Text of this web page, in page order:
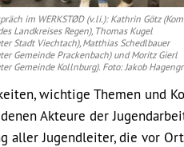
im WERKSTØD (v.li.): Kathrin Götz
Landkreises Regen), Thomas Kugel
Stadt Viechtach), Matthias Schedlbauer
Gemeinde Prackenbach) und Moritz Gierl
Gemeinde Kollnburg). Foto: Jakob
wichtige Themen und
Akteure der
aller Jugendleiter, die vor